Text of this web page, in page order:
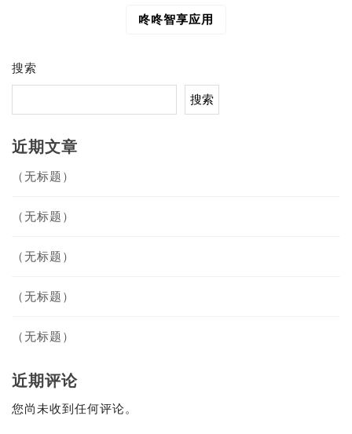
咚咚智享应用
搜索
搜索
近期文章
（无标题）
（无标题）
（无标题）
（无标题）
（无标题）
近期评论
您尚未收到任何评论。